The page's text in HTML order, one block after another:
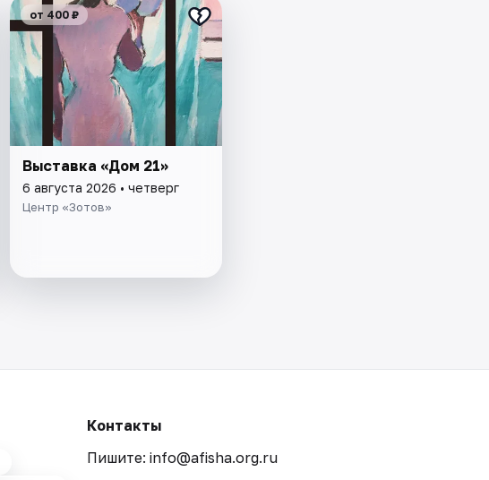
от 400 ₽
Выставка «Дом 21»
6 августа 2026 • четверг
Центр «Зотов»
Контакты
Пишите: info@afisha.org.ru